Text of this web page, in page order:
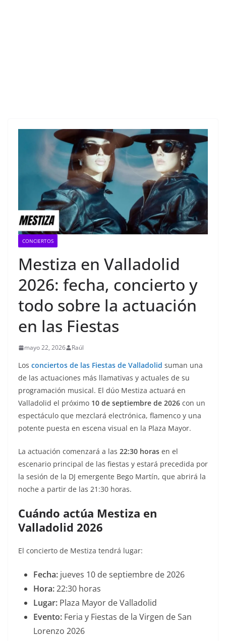
CONCIERTOS
Mestiza en Valladolid
2026: fecha, concierto y
todo sobre la actuación
en las Fiestas
mayo 22, 2026 Raúl
Los conciertos de las Fiestas de Valladolid suman una
de las actuaciones más llamativas y actuales de su
programación musical. El dúo Mestiza actuará en
Valladolid el próximo 10 de septiembre de 2026 con un
espectáculo que mezclará electrónica, flamenco y una
potente puesta en escena visual en la Plaza Mayor.
La actuación comenzará a las 22:30 horas en el
escenario principal de las fiestas y estará precedida por
la sesión de la DJ emergente Bego Martín, que abrirá la
noche a partir de las 21:30 horas.
Cuándo actúa Mestiza en
Valladolid 2026
El concierto de Mestiza tendrá lugar:
Fecha: jueves 10 de septiembre de 2026
Hora:22:30 horas
Lugar: Plaza Mayor de Valladolid
Evento: Feria y Fiestas de la Virgen de San
Lorenzo 2026